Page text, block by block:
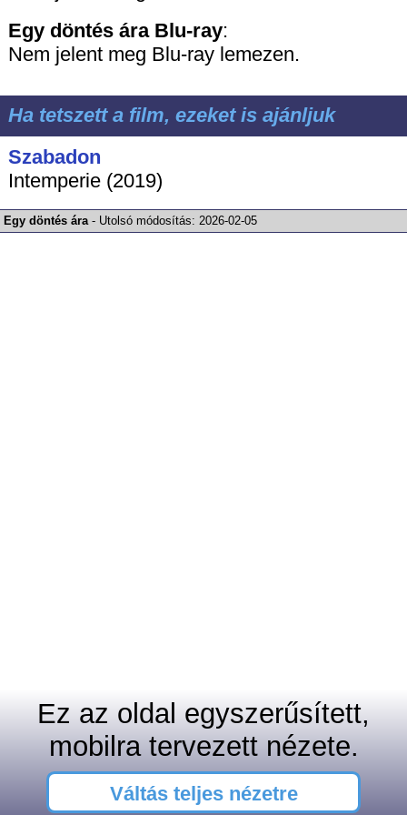
Egy döntés ára Blu-ray:
Nem jelent meg Blu-ray lemezen.
Ha tetszett a film, ezeket is ajánljuk
Szabadon
Intemperie (2019)
Egy döntés ára- Utolsó módosítás:2026-02-05
Ez az oldal egyszerűsített,
mobilra tervezett nézete.
Váltás teljes nézetre